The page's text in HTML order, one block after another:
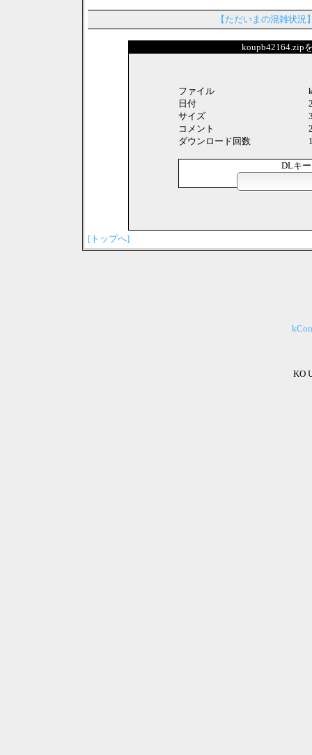
【ただいまの混雑状況
koupb42164.zip
ファイル
日付
サイズ
コメント
ダウンロード回数
DLキ
[トップへ]
KO